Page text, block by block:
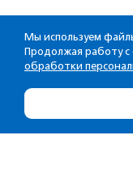
Мы используем
Продолжая работу с
обработки